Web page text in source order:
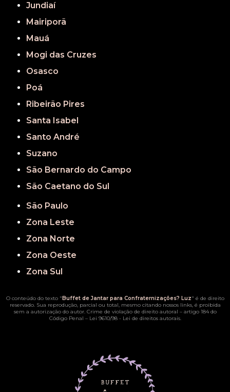
Jundiaí
Mairiporã
Mauá
Mogi das Cruzes
Osasco
Poá
Ribeirão Pires
Santa Isabel
Santo André
Suzano
São Bernardo do Campo
São Caetano do Sul
São Paulo
Zona Leste
Zona Norte
Zona Oeste
Zona Sul
O conteúdo do texto " Buffet de Jantar para Confraternizações? Luz" é de direito
reservado. Sua reprodução, parcial ou total, mesmo citando nossos links, é proibida
sem a autorização do autor. Crime de violação de direito autoral – artigo 184 do
Código Penal – Lei 9610/98 - Lei de direitos autorais.